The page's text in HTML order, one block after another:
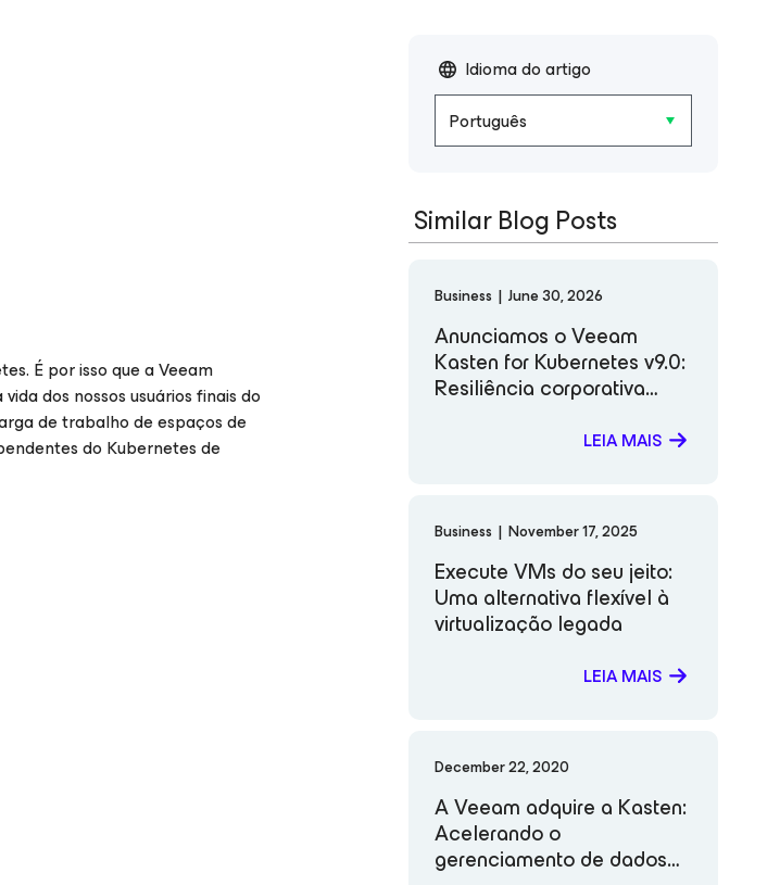
É por isso que a Veeam
dos nossos usuários finais do
de trabalho de espaços de
do Kubernetes de
Idioma do artigo
Português
Similar Blog Posts
Business | June 30, 2026
Anunciamos o Veeam
Kasten for Kubernetes v9.0:
Resiliência corporativa
LEIA MAIS
Business | November 17, 2025
Execute VMs do seu jeito:
Uma alternativa flexível à
virtualização legada
LEIA MAIS
December 22, 2020
A Veeam adquire a Kasten:
Acelerando o
gerenciamento de dados